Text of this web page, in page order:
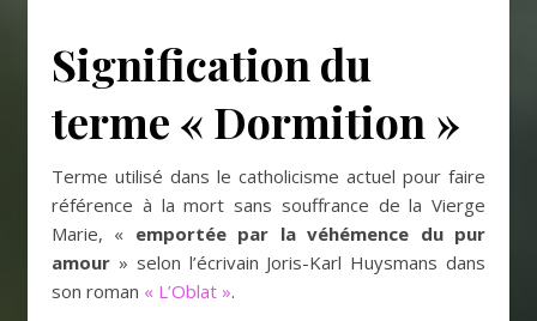
Signification du
terme « Dormition »
Terme utilisé dans le catholicisme actuel pour faire
référence à la mort sans souffrance de la Vierge
Marie, « emportée par la véhémence du pur
amour » selon l’écrivain Joris-Karl Huysmans dans
son roman « L’Oblat ».